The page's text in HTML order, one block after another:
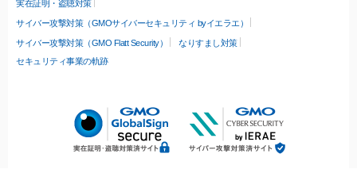
実在証明・盗聴対策
サイバー攻撃対策（GMOサイバーセキュリティ byイエラエ）
サイバー攻撃対策（GMO Flatt Security）
なりすまし対策
セキュリティ事業の軌跡